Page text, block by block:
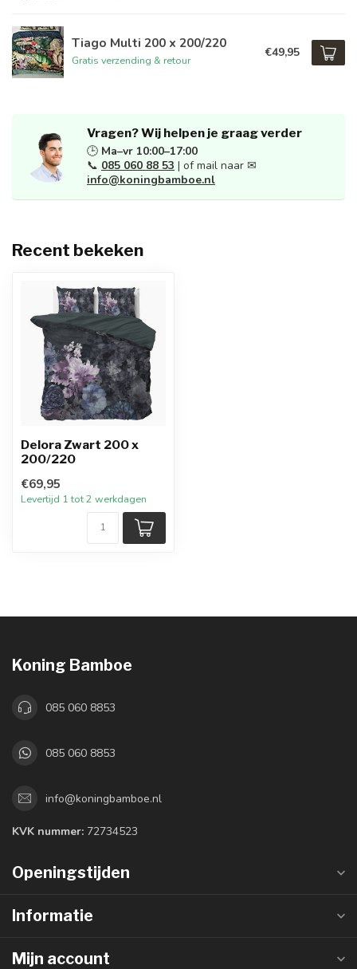
Tiago Multi 200 x 200/220
Gratis verzending & retour
€49,95
Vragen? Wij helpen je graag verder
🕒 Ma–vr 10:00–17:00
📞 085 060 88 53 | of mail naar ✉
info@koningbamboe.nl
Recent bekeken
Delora Zwart 200 x
200/220
€69,95
Levertijd 1 tot 2 werkdagen
Koning Bamboe
085 060 8853
085 060 8853
info@koningbamboe.nl
KVK nummer: 72734523
Openingstijden
Informatie
Mijn account